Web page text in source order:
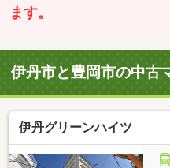
ます。
伊丹市と豊岡市の中古
伊丹グリーンハイツ